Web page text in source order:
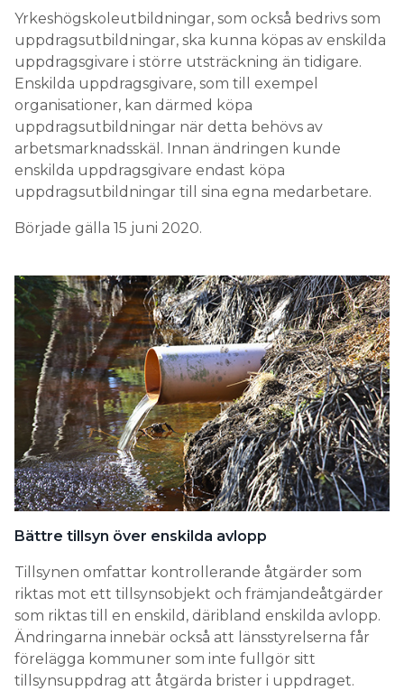
Yrkeshögskoleutbildningar, som också bedrivs som
uppdragsutbildningar, ska kunna köpas av enskilda
uppdragsgivare i större utsträckning än tidigare.
Enskilda uppdragsgivare, som till exempel
organisationer, kan därmed köpa
uppdragsutbildningar när detta behövs av
arbetsmarknadsskäl. Innan ändringen kunde
enskilda uppdragsgivare endast köpa
uppdragsutbildningar till sina egna medarbetare.
Började gälla 15 juni 2020.
Bättre tillsyn över enskilda avlopp
Tillsynen omfattar kontrollerande åtgärder som
riktas mot ett tillsynsobjekt och främjandeåtgärder
som riktas till en enskild, däribland enskilda avlopp.
Ändringarna innebär också att länsstyrelserna får
förelägga kommuner som inte fullgör sitt
tillsynsuppdrag att åtgärda brister i uppdraget.